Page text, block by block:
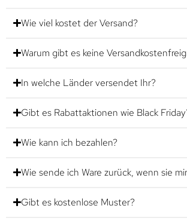
Wie viel kostet der Versand?
Warum gibt es keine
In welche Länder versendet Ihr?
Gibt es Rabattaktionen wie Black
Wie kann ich bezahlen?
Wie sende ich Ware zurück, wenn sie
Gibt es kostenlose Muster?